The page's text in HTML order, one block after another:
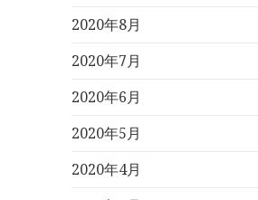
2020年8月
2020年7月
2020年6月
2020年5月
2020年4月